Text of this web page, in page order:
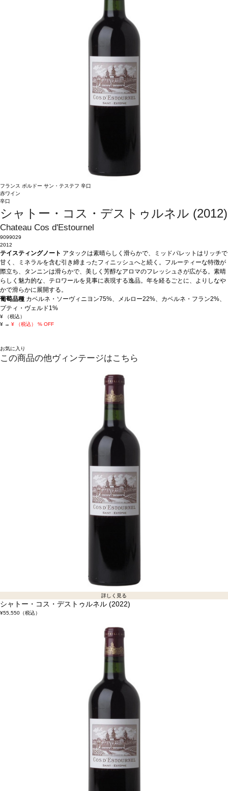
フランス ボルドー サン・テステフ 辛口
赤ワイン
辛口
シャトー・コス・デストゥルネル (2012)
Chateau Cos d'Estournel
9099029
2012
テイスティングノート アタックは素晴らしく滑らかで、ミッドパレットはリッチで
甘く、ミネラルを含む引き締まったフィニッシュへと続く。フルーティーな特徴が
際立ち、タンニンは滑らかで、美しく芳醇なアロマのフレッシュさが広がる。素晴
らしく魅力的な、テロワールを見事に表現する逸品。年を経るごとに、よりしなや
かで滑らかに展開する。
葡萄品種 カベルネ・ソーヴィニヨン75%、メルロー22%、カベルネ・フラン2%、
プティ・ヴェルド1%
¥
（税込）
¥ → ¥ （税込） % OFF
お気に入り
この商品の他ヴィンテージはこちら
詳しく見る
シャトー・コス・デストゥルネル (2022)
¥55,550（税込）